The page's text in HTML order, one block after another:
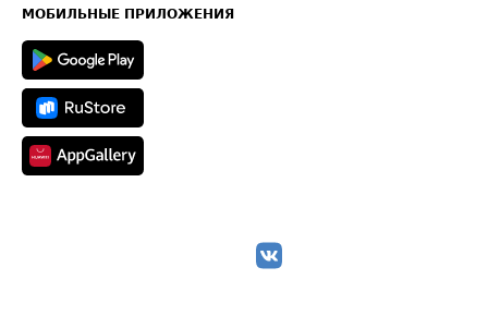
Техническая информация
МОБИЛЬНЫЕ ПРИЛОЖЕНИЯ